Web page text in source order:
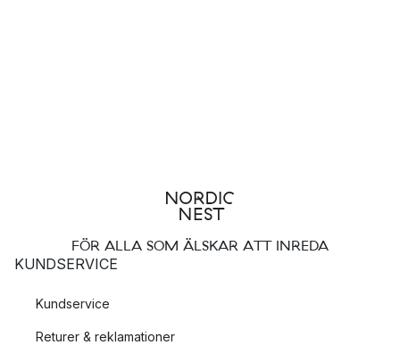
FÖR ALLA SOM ÄLSKAR ATT INREDA
KUNDSERVICE
Kundservice
Returer & reklamationer